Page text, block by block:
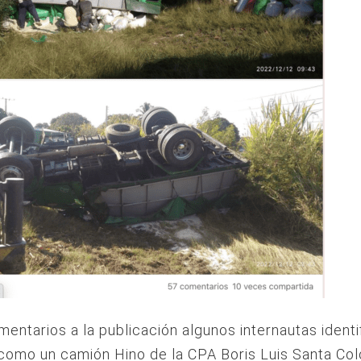
a la publicación algunos internautas
un camión Hino de la CPA Boris Luis Santa